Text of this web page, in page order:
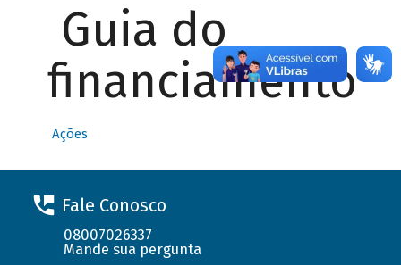
Guia do
financiamento
Ações
Fale Conosco
08007026337
Mande sua pergunta